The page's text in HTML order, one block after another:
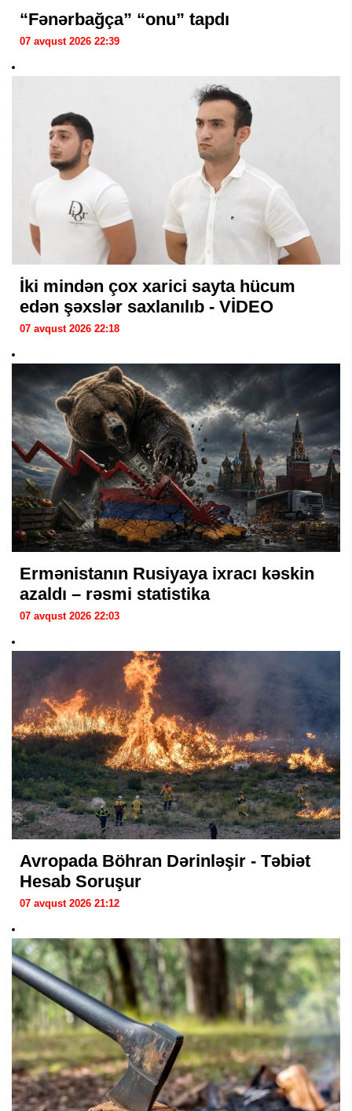
“Fənərbağça” “onu” tapdı
07 avqust 2026 22:39
İki mindən çox xarici sayta hücum
edən şəxslər saxlanılıb - VİDEO
07 avqust 2026 22:18
Ermənistanın Rusiyaya ixracı kəskin
azaldı – rəsmi statistika
07 avqust 2026 22:03
Avropada Böhran Dərinləşir - Təbiət
Hesab Soruşur
07 avqust 2026 21:12